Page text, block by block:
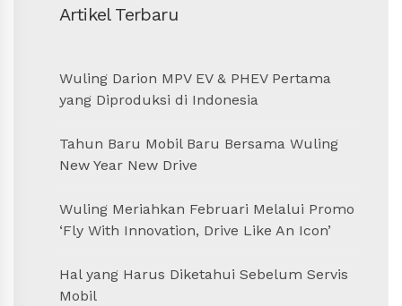
Artikel Terbaru
Wuling Darion MPV EV & PHEV Pertama
yang Diproduksi di Indonesia
Tahun Baru Mobil Baru Bersama Wuling
New Year New Drive
Wuling Meriahkan Februari Melalui Promo
‘Fly With Innovation, Drive Like An Icon’
Hal yang Harus Diketahui Sebelum Servis
Mobil